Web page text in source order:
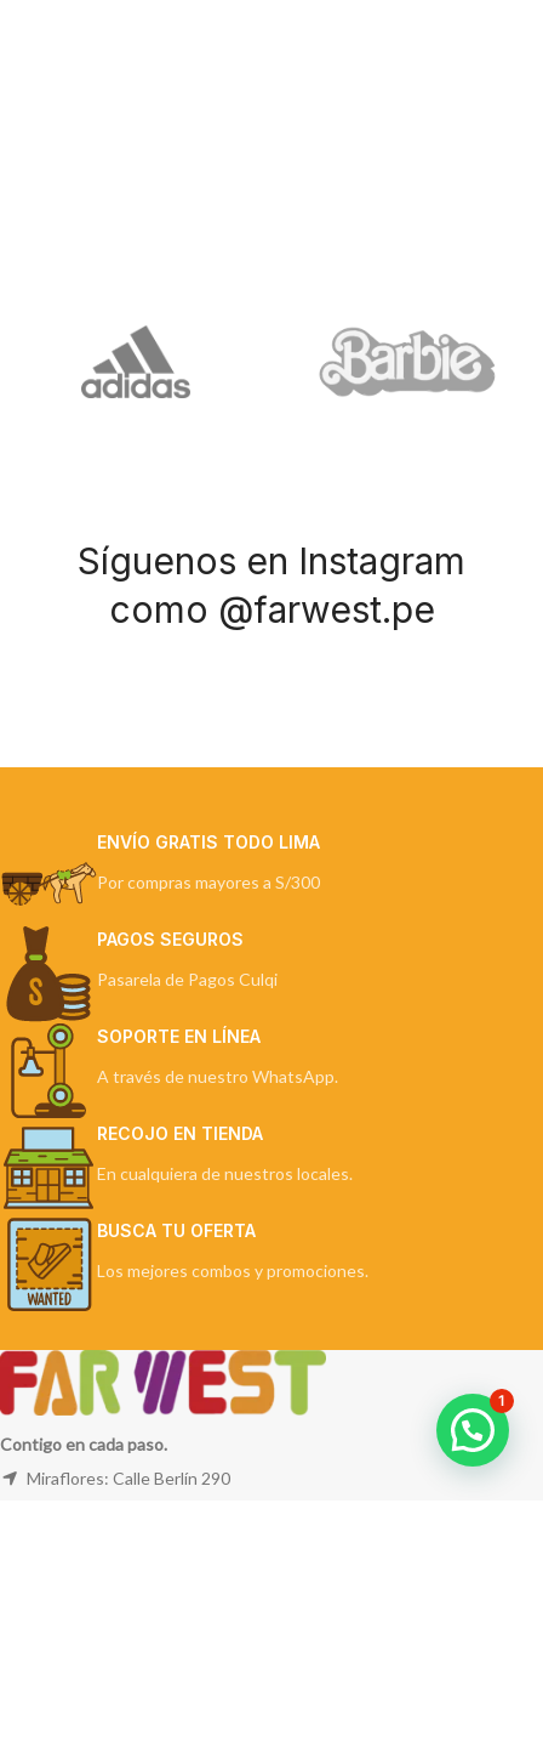
Síguenos en Instagram
como @farwest.pe
ENVÍO GRATIS TODO LIMA
Por compras mayores a S/300
PAGOS SEGUROS
Pasarela de Pagos Culqi
SOPORTE EN LÍNEA
A través de nuestro WhatsApp.
RECOJO EN TIENDA
En cualquiera de nuestros locales.
BUSCA TU OFERTA
Los mejores combos y promociones.
Contigo en cada paso.
Miraflores: Calle Berlín 290
1